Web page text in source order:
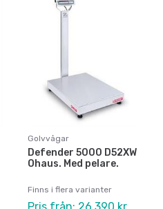
Golvvågar
Defender 5000 D52XW
Ohaus. Med pelare.
Finns i flera varianter